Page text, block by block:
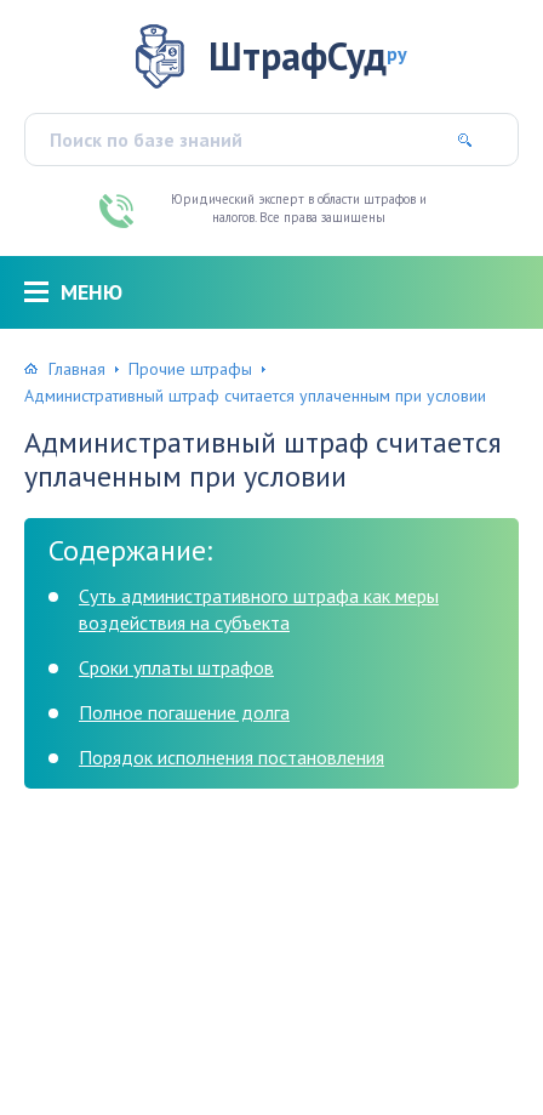
ШтрафСудру
Юридический эксперт в области штрафов и
налогов. Все права защищены
МЕНЮ
Главная
Прочие штрафы
Административный штраф считается уплаченным при условии
Административный штраф считается
уплаченным при условии
Содержание:
Суть административного штрафа как меры
воздействия на субъекта
Сроки уплаты штрафов
Полное погашение долга
Порядок исполнения постановления